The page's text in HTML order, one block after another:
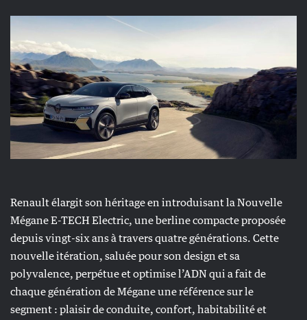
Renault élargit son héritage en introduisant la Nouvelle
Mégane E-TECH Electric, une berline compacte proposée
depuis vingt-six ans à travers quatre générations. Cette
nouvelle itération, saluée pour son design et sa
polyvalence, perpétue et optimise l’ADN qui a fait de
chaque génération de Mégane une référence sur le
segment : plaisir de conduite, confort, habitabilité et